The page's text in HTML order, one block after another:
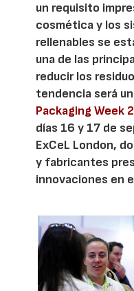
un requisito
cosmética y los
rellenables se
una de las
reducir los
tendencia será
Packaging Week
días 16 y 17 de
ExCeL London,
y fabricantes
innovaciones en